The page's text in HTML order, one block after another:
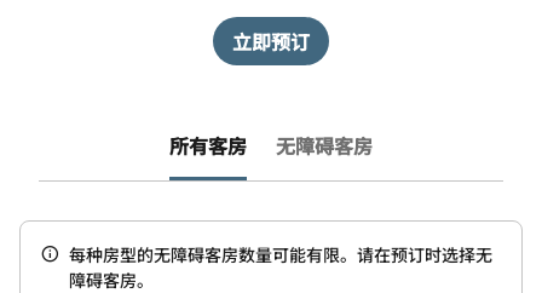
立即预订
所有客房 无障碍客房
每种房型的无障碍客房数量可能有限。请在预订时选择无
障碍客房。